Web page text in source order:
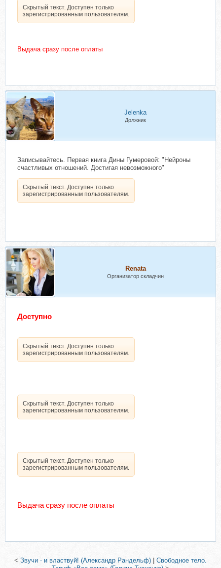
Скрытый текст. Доступен только
зарегистрированным пользователям.
Выдача сразу после оплаты
Jelenka
Должник
Записывайтесь. Первая книга Дины Гумеровой: "Нейроны
счастливых отношений. Достигая невозможного"
Скрытый текст. Доступен только
зарегистрированным пользователям.
Renata
Организатор складчин
Доступно
Скрытый текст. Доступен только
зарегистрированным пользователям.
Скрытый текст. Доступен только
зарегистрированным пользователям.
Скрытый текст. Доступен только
зарегистрированным пользователям.
Выдача сразу после оплаты
< Звучи - и властвуй! (Александр Рандельф)
Свободное тело.